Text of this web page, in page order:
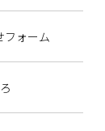
フォーム